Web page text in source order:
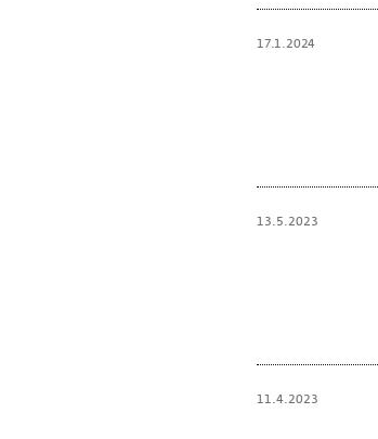
17.1.2024
13.5.2023
11.4.2023